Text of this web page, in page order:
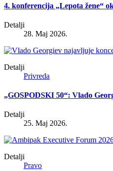
4. konferencija „Lepota žene“
Detalji
28. Maj 2026.
Detalji
Privreda
„GOSPODSKI 50“: Vlado
Detalji
25. Maj 2026.
Detalji
Pravo